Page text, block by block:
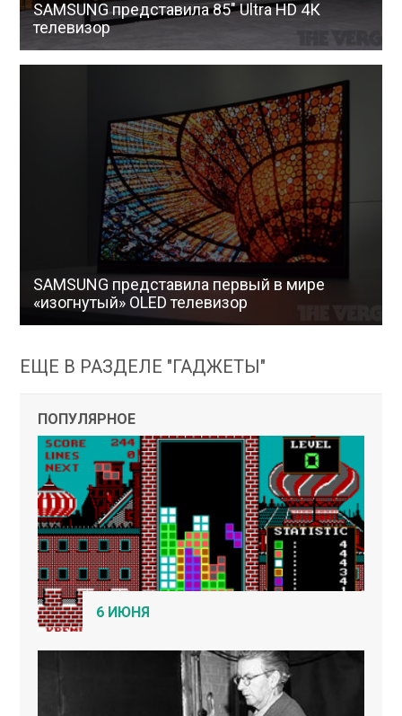
SAMSUNG представила 85″ Ultra HD 4К
телевизор
SAMSUNG представила первый в мире
«изогнутый» OLED телевизор
ЕЩЕ В РАЗДЕЛЕ "ГАДЖЕТЫ"
ПОПУЛЯРНОЕ
6 ИЮНЯ